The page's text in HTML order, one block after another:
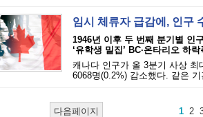
임시 체류자 급감에, 인구
1946년 이후 두 번째 분기별 인
‘유학생 밀집’ BC·온타리오 하
캐나다 인구가 올 3분기 사상
6068명(0.2%) 감소했다. 같은
다음페이지 1 2